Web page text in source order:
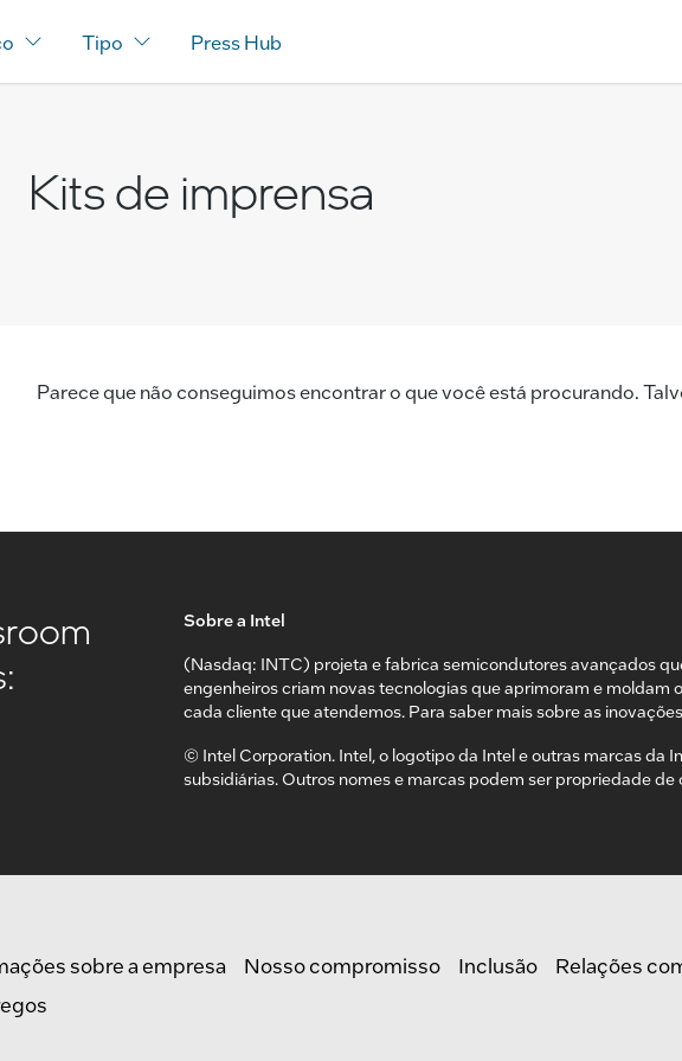
Tipo Press Hub
Kits de imprensa
Parece que não conseguimos encontrar o que você está procurando.
Sobre a Intel
(Nasdaq: INTC) projeta e fabrica semicondutores avançados
engenheiros criam novas tecnologias que aprimoram e
cada cliente que atendemos. Para saber mais sobre as
© Intel Corporation. Intel, o logotipo da Intel e outras marcas da
subsidiárias. Outros nomes e marcas podem ser propriedade de
sobre a empresa Nosso compromisso Inclusão Relações